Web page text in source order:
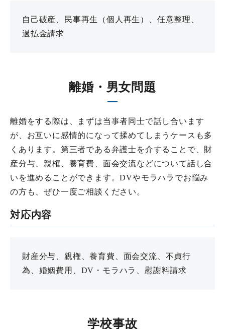
自己破産、民事再生（個人再生）、任意整理、
過払金請求
離婚・男女問題
離婚をする際は、まずは当事者同士で話し合います
が、お互いに感情的になって揉めてしまうケースも多
くあります。第三者である弁護士を介することで、財
産分与、親権、養育費、面会交流などについて話し合
いを進めることができます。DVやモラハラでお悩み
の方も、ぜひ一度ご相談ください。
対応内容
財産分与、親権、養育費、面会交流、不貞行
為、婚姻費用、DV・モラハラ、慰謝料請求
学校事故